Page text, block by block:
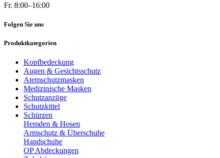
Fr. 8:00–16:00
Folgen Sie uns
Produktkategorien
Kopfbedeckung
Augen & Gesichtsschutz
Atemschutzmasken
Medizinische Masken
Schutzanzüge
Schutzkittel
Schürzen
Hemden & Hosen
Armschutz & Überschuhe
Handschuhe
OP Abdeckungen